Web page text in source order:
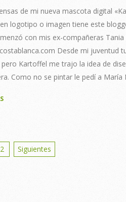
de mi nueva mascota digital
logotipo o imagen tiene este
con mis ex-compañeras
Desde mi juventud
pero Kartoffel me trajo la idea de
Como no se pintar le pedí a María
2 Siguientes